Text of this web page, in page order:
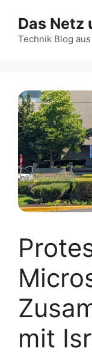
Inhalt
springen
Das Netz
Technik Blog
mit